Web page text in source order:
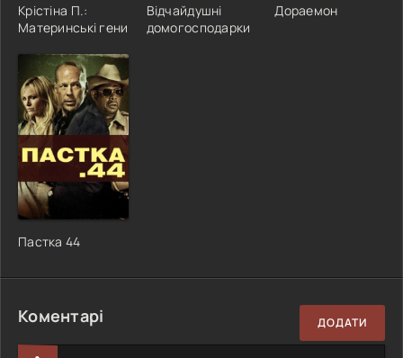
Крістіна П.:
Материнські гени
Відчайдушні
домогосподарки
Дораемон
Пастка 44
Коментарі ДОДАТИ